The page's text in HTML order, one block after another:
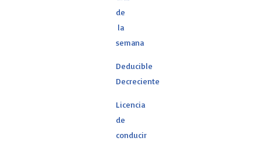
de
la
semana
Deducible
Decreciente
Licencia
de
conducir